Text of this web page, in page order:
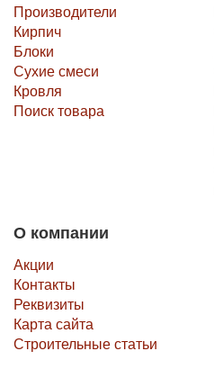
Производители
Кирпич
Блоки
Сухие смеси
Кровля
Поиск товара
О компании
Акции
Контакты
Реквизиты
Карта сайта
Строительные статьи